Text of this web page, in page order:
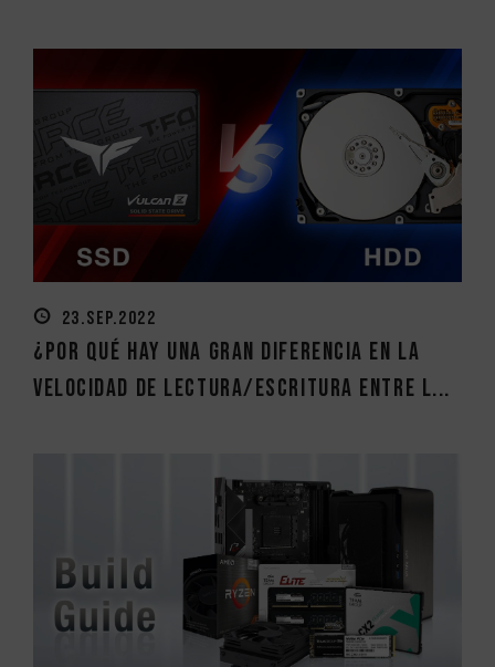
23.SEP.2022
¿Por qué hay una gran diferencia en la
velocidad de lectura/escritura entre l...